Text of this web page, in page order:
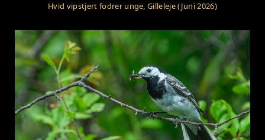
Hvid vipstjert fodrer unge, Gilleleje (Juni 2026)